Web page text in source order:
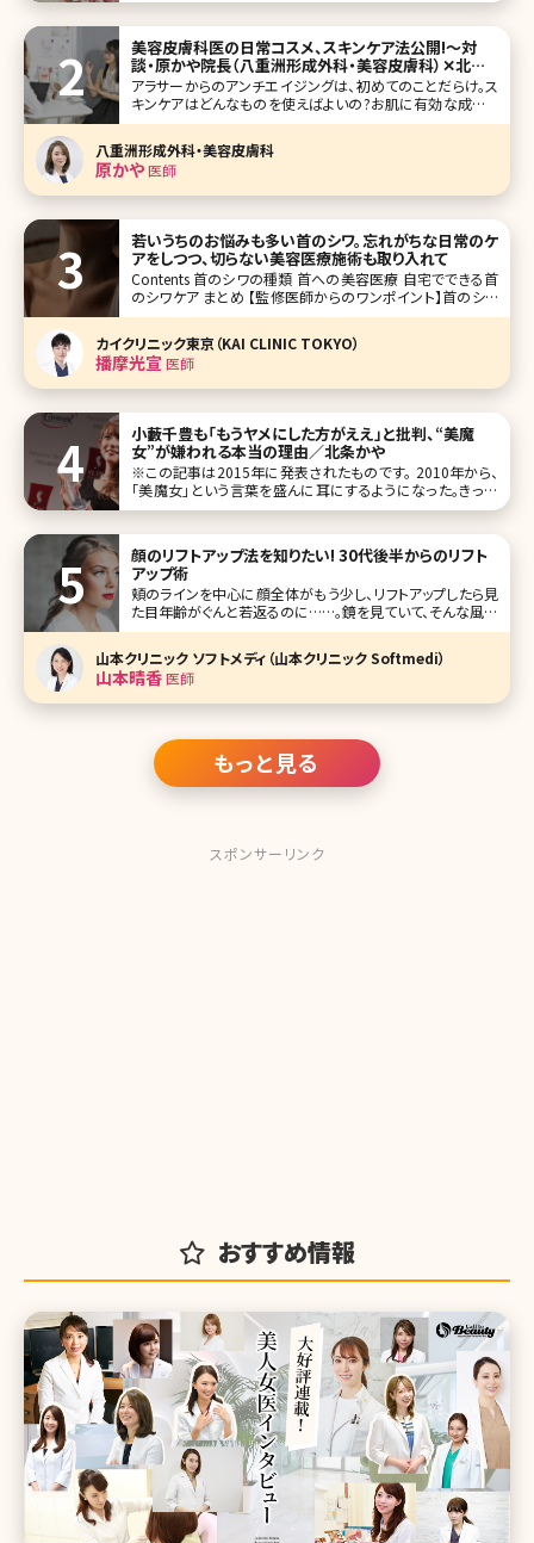
美容皮膚科医の日常コスメ、スキンケア法公開!〜対
談・原かや院長（八重洲形成外科・美容皮膚科）✕北条
かや〜
アラサーからのアンチエイジングは、初めてのことだらけ。ス
キンケアはどんなものを使えばよいの?お肌に有効な成分っ
て?美容皮膚科医の原かや先生に、北条かやが質問をぶつけ
るインタビュー、第3弾では女医さんが実際に使っているスキ
ンケア化粧品が明らかに!読めば絶対ためになるシリーズ、
いよいよ最終回です。
八重洲形成外科・美容皮膚科
原かや医師
若いうちのお悩みも多い首のシワ。忘れがちな日常のケ
アをしつつ、切らない美容医療施術も取り入れて
Contents 首のシワの種類 首への美容医療 自宅でできる首
のシワケア まとめ 【監修医師からのワンポイント】首のシワ
は加齢だけでなく姿勢や癖など日常習慣の影響も大きい部
位です。深くなる前ほど改善しやすいため、まずは保湿や紫外
線対策を習慣づけましょう。美容医療では、ダウンタ
カイクリニック東京（KAI CLINIC TOKYO）
播摩光宣 医師
小藪千豊も「もうヤメにした方がええ」と批判、“美魔
女”が嫌われる本当の理由／北条かや
※この記事は2015年に発表されたものです。 2010年から、
「美魔女」という言葉を盛んに耳にするようになった。きっか
けは光文社の美容系ファッション誌『美STORY』（現在は『美
顔のリフトアップ法を知りたい! 30代後半からのリフト
アップ術
頬のラインを中心に顔全体がもう少し、リフトアップしたら見
た目年齢がぐんと若返るのに……。鏡を見ていて、そんな風に
思ったことはありませんか?エイジングサインの中でもコスメ
やサプリメントなどで解消しにくい、たるみ。しかし現在では、
さまざまな方法でたるみにアプローチできるようになってい
ます。ここで最新の
山本クリニック ソフトメディ（山本クリニック Softmedi）
山本晴香医師
もっと見る
スポンサーリンク
おすすめ情報